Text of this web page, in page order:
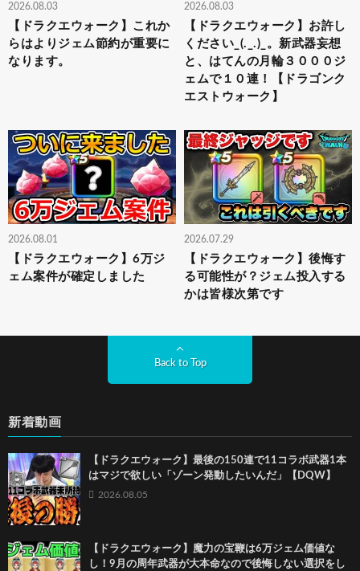
2026.08.03
【ドラクエウォーク】これか
らはよりジェム節約が重要に
なります。
2026.08.03
【ドラクエウォーク】お許し
ください_(._.)_。新武器妄想
と、はてんの月輪３０００ジ
ェムで１０連！【ドラゴンク
エストウォーク】
2026.08.01
【ドラクエウォーク】6万ジ
ェム案件が確定しました
2026.07.29
【ドラクエウォーク】後悔す
る可能性が？ジェム投入する
かは皆様次第です
Back to Top
新着動画
【ドラクエウォーク】最後の150連で11コラボ武器1本
はマジで欲しい「ゾーン発動したいんだ」【DQW】
2026.08.05
【ドラクエウォーク】魔力の宝鞭は6万ジェム価値な
し！9月の周年武器が大本命なので後悔しない選択をし